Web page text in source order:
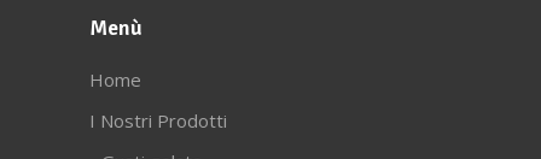
Menù
Home
I Nostri Prodotti